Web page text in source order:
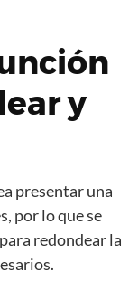
y
presentar una
por lo que se
redondear la